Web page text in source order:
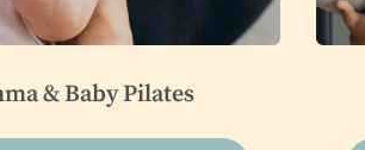
& Baby Pilates